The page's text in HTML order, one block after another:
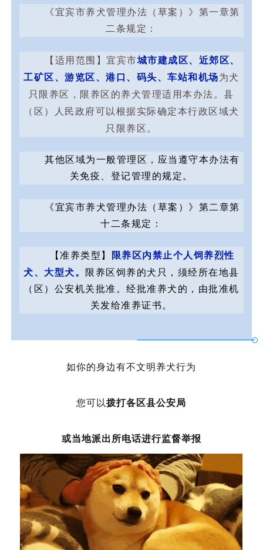
《宜宾市养犬管理办法（草案）》第一章第
二条规定：
【适用范围】宜宾市城市建成区、近郊区、
工矿区、游览区、港口、码头、车站和机场为犬
只限养区 ，限养区的养犬管理适用本办法。县
（区）人民政府可以根据实际确定本行政区域犬
只限养区。
其他区域为一般管理区，应当遵守本办法有
关免疫、登记管理的规定。
《宜宾市养犬管理办法（草案）》第二章第
十二条规定：
【准养类型】 限养区内禁止个人饲养烈性
犬、大型犬。
限养区饲养的犬只，须经所在地县
（区）公安机关批准。经批准养犬的，由批准机
关发给准养证书。
如你的身边有不文明养犬行为
您可以拨打各区县公安局
或当地派出所电话进行监督举报